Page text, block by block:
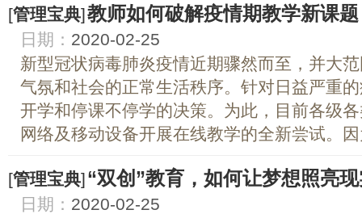
[管理宝典]教师如何破解疫情期教学新课题
日期： 2020-02-25
新型冠状病毒肺炎疫情近期骤然而至，并大
气氛和社会的正常生活秩序。针对日益严重
开学和停课不停学的决策。为此，目前各级
网络及移动设备开展在线教学的全新尝试。
[管理宝典]“双创”教育，如何让梦想照亮
日期： 2020-02-25